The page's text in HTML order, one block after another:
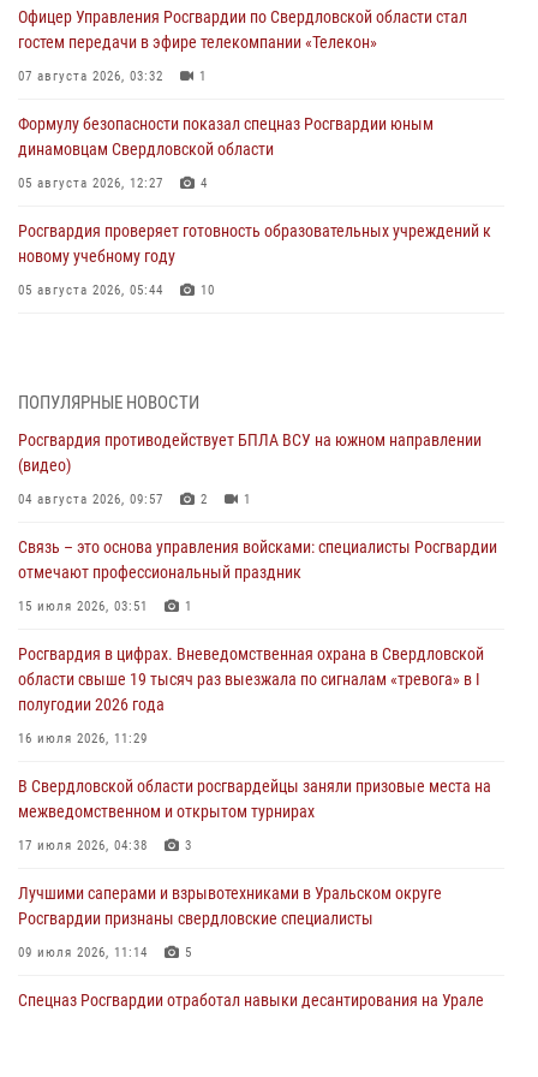
Офицер Управления Росгвардии по Свердловской области стал
гостем передачи в эфире телекомпании «Телекон»
07 августа 2026, 03:32 1
Формулу безопасности показал спецназ Росгвардии юным
динамовцам Свердловской области
05 августа 2026, 12:27 4
Росгвардия проверяет готовность образовательных учреждений к
новому учебному году
05 августа 2026, 05:44 10
04 августа 2026, 09:57 2
Росгвардия приняла участие в обеспечении безопасности Дня
города в Екатеринбурге
03 августа 2026, 07:43 3
Росгвардия приняла участие в межведомственном
антитеррористическом учении в Свердловской области
31 июля 2026, 12:27 1
Росгвардия обеспечивает безопасность граждан на южном
направлении
31 июля 2026, 06:56
рассказал об итогах работы подразделения в эфире телекомпании
«Телекон»
30 июля 2026, 11:33 1
ПОПУЛЯРНЫЕ НОВОСТИ
Росгвардия противодействует БПЛА ВСУ на южном направлении
(видео)
04 августа 2026, 09:57 2 1
Связь – это основа управления войсками: специалисты Росгвардии
отмечают профессиональный праздник
15 июля 2026, 03:51 1
Росгвардия в цифрах. Вневедомственная охрана в Свердловской
области свыше 19 тысяч раз выезжала по сигналам «тревога» в I
полугодии 2026 года
16 июля 2026, 11:29
В Свердловской области росгвардейцы заняли призовые места на
межведомственном и открытом турнирах
17 июля 2026, 04:38 3
Лучшими саперами и взрывотехниками в Уральском округе
Росгвардии признаны свердловские специалисты
09 июля 2026, 11:14 5
Спецназ Росгвардии отработал навыки десантирования на Урале